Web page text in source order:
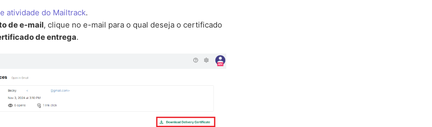
atividade do Mailtrack.
de e-mail, clique no e-mail para o qual deseja o certificado
de entrega.